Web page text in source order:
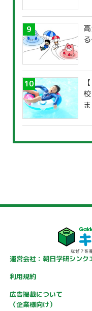
運営会社：朝日学研シンク
利用規約
広告掲載について
（企業様向け）